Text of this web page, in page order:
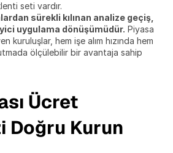
seti vardır.
sürekli kılınan analize geçiş,
uygulama dönüşümüdür. Piyasa
kuruluşlar, hem işe alım hızında hem
ölçülebilir bir avantaja sahip
Ücret
Doğru Kurun